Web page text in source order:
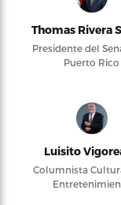
Thomas Rivera
Presidente del
Puerto Rico
Luisito
Columnista